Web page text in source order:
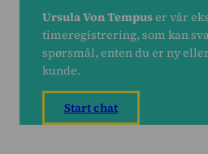
Les mer om
Prising
Kundesaker
Blogg
Ursula Von Tempuser vår
timeregistrering, som kan
spørsmål, enten du er ny
kunde.
Start chat